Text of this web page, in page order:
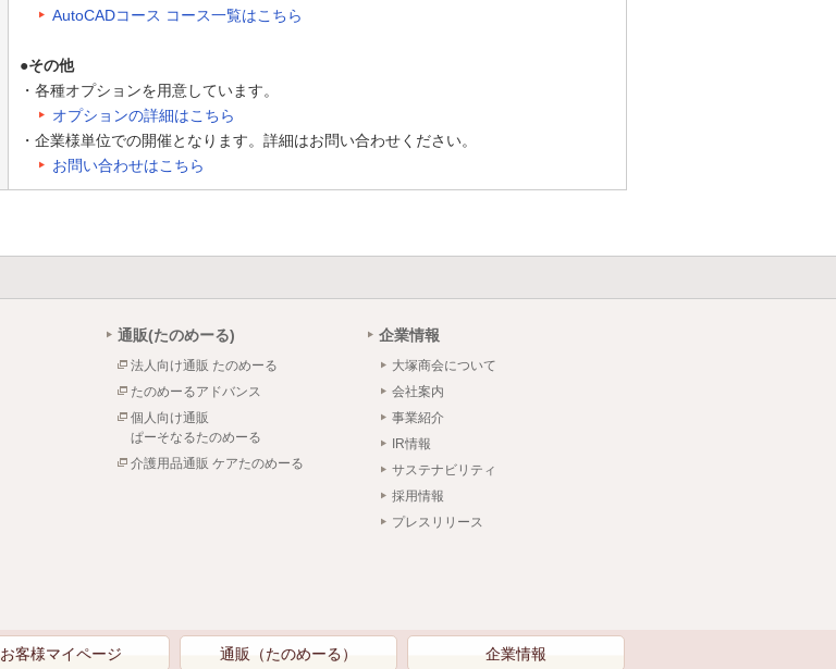
AutoCADコース コース一覧はこちら
●その他
・各種オプションを用意しています。
オプションの詳細はこちら
・企業様単位での開催となります。詳細はお問い合わせください。
お問い合わせはこちら
通販(たのめーる)
法人向け通販 たのめーる
たのめーるアドバンス
個人向け通販
ぱーそなるたのめーる
介護用品通販 ケアたのめーる
企業情報
大塚商会について
会社案内
事業紹介
IR情報
サステナビリティ
採用情報
プレスリリース
お客様マイページ 通販（たのめーる） 企業情報